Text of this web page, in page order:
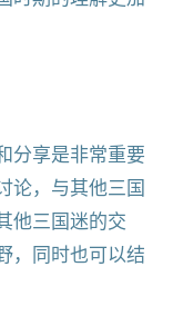
分享是非常重要
论，与其他三国
他三国迷的交
，同时也可以结